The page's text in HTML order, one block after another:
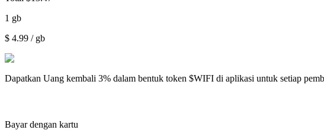
1 gb
$ 4.99 / gb
Dapatkan Uang kembali 3% dalam bentuk token $WIFI di aplikasi untuk setiap
Bayar dengan kartu